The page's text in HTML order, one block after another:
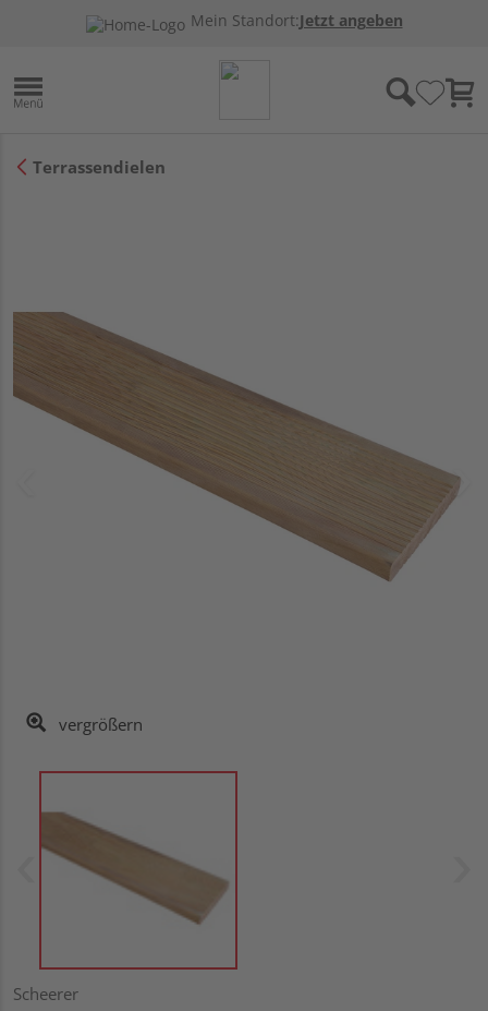
Mein Standort:Jetzt angeben
Terrassendielen
vergrößern
Scheerer